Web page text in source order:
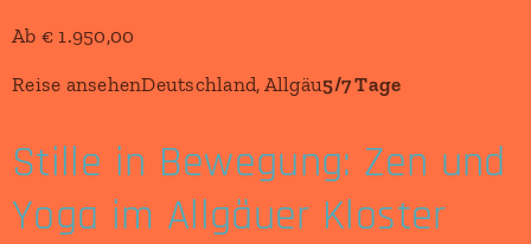
Ab € 1.950,00
Reise ansehenDeutschland, Allgäu5/7 Tage
Stille in Bewegung: Zen und
Yoga im Allgäuer Kloster